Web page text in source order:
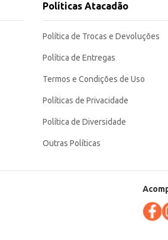
Sua praticidade e sabor agradam
Políticas Atacadão
Política de Trocas e Devoluções
Política de Entregas
Termos e Condições de Uso
Políticas de Privacidade
Política de Diversidade
Outras Políticas